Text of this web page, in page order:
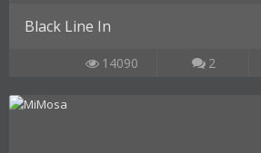
Black Line In
14090 2